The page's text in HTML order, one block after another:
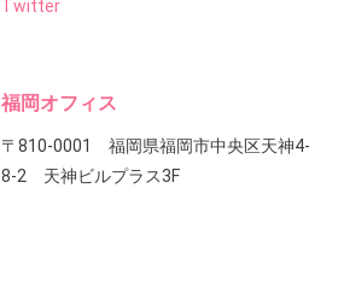
Twitter
福岡オフィス
〒810-0001 福岡県福岡市中央区天神4-
8-2 天神ビルプラス3F